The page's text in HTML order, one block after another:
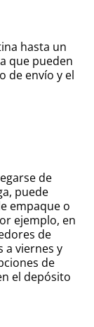
hasta un
que pueden
de envío y el
de
puede
empaque o
ejemplo, en
de
a viernes y
de
el depósito